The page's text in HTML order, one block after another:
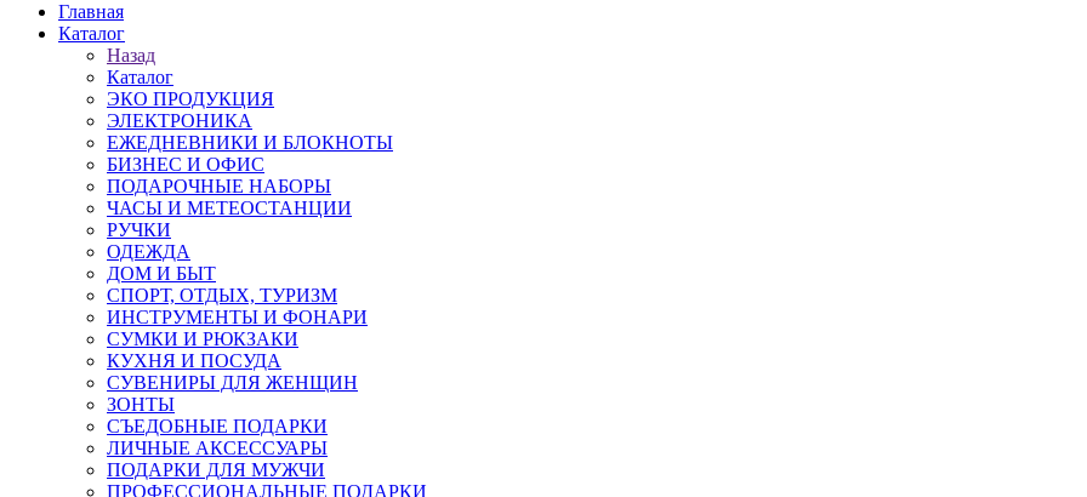
Главная
Каталог
Назад
Каталог
ЭКО ПРОДУКЦИЯ
ЭЛЕКТРОНИКА
ЕЖЕДНЕВНИКИ И БЛОКНОТЫ
БИЗНЕС И ОФИС
ПОДАРОЧНЫЕ НАБОРЫ
ЧАСЫ И МЕТЕОСТАНЦИИ
РУЧКИ
ОДЕЖДА
ДОМ И БЫТ
СПОРТ, ОТДЫХ, ТУРИЗМ
ИНСТРУМЕНТЫ И ФОНАРИ
СУМКИ И РЮКЗАКИ
КУХНЯ И ПОСУДА
СУВЕНИРЫ ДЛЯ ЖЕНЩИН
ЗОНТЫ
СЪЕДОБНЫЕ ПОДАРКИ
ЛИЧНЫЕ АКСЕССУАРЫ
ПОДАРКИ ДЛЯ МУЖЧИ
ПРОФЕССИОНАЛЬНЫЕ ПОДАРКИ